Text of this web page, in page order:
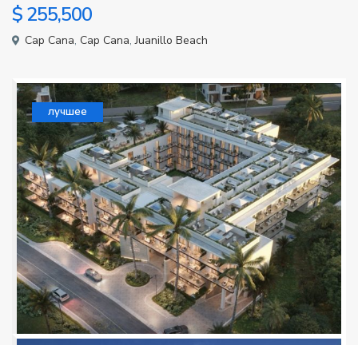
$ 255,500
Cap Cana, Cap Cana,Juanillo Beach
лучшее